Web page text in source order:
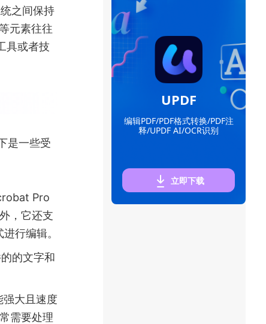
之间保持
元素往往
具或者技
是一些受
Pro
，它还支
行编辑。
的文字和
大且速度
需要处理
UPDF
编辑PDF/PDF格式转换/PDF注
释/UPDF AI/OCR识别
立即下载